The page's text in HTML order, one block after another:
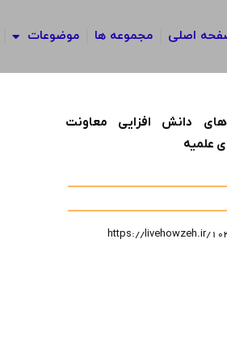
اصلی مجموعه ها موضوعات
دانش افزایی معاونت
علمیه